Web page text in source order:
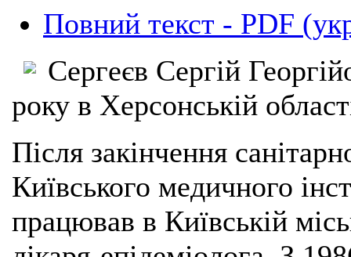
Повний текст - PDF
Сергеєв Сергій
року в Херсонській
Після закінчення
Київського медичного
працював в Київській